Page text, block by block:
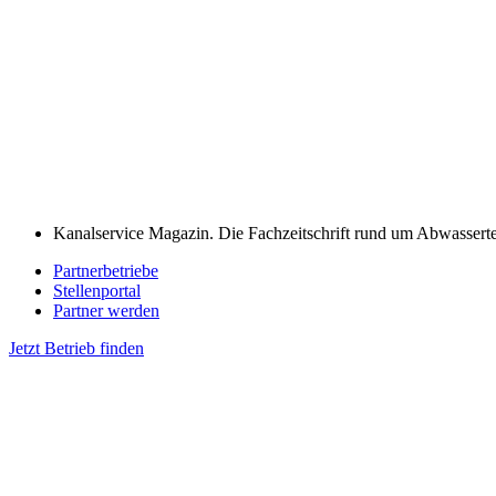
Kanalservice Magazin. Die Fachzeitschrift rund um
Partnerbetriebe
Stellenportal
Partner werden
Jetzt Betrieb finden